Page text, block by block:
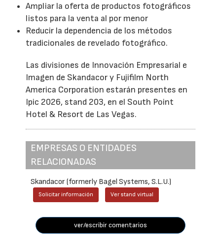
Ampliar la oferta de productos fotográficos
listos para la venta al por menor
Reducir la dependencia de los métodos
tradicionales de revelado fotográfico.
Las divisiones de Innovación Empresarial e
Imagen de Skandacor y Fujifilm North
America Corporation estarán presentes en
Ipic 2026, stand 203, en el South Point
Hotel & Resort de Las Vegas.
EMPRESAS O ENTIDADES
RELACIONADAS
Skandacor (formerly Bagel Systems, S.L.U.)
Solicitar información Ver stand virtual
ver/escribir comentarios